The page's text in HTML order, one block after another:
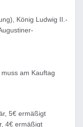
König Ludwig II.-
am Kauftag
5€ ermäßigt
4€ ermäßigt